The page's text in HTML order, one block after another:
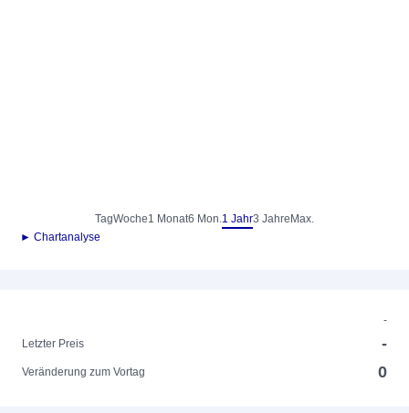
TagWoche1 Monat6 Mon.1 Jahr3 Jahre Max.
► Chartanalyse
-
Letzter Preis
-
Veränderung zum Vortag 0